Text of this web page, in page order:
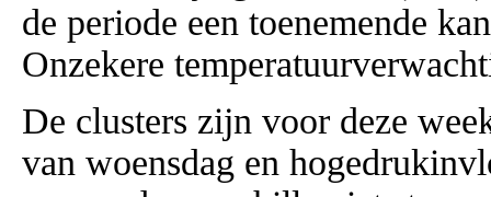
de periode een toenemende
Onzekere
De clusters zijn voor deze
van woensdag en